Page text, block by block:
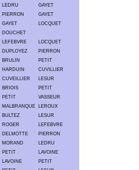
LEDRU
GAYET
PIERRON
GAYET
GAYET
LOCQUET
DOUCHET
LEFEBVRE
LOCQUET
DUPLOYEZ
PIERRON
BRULIN
PETIT
HARDUIN
CUVILLIER
CUVEILLIER
LESUR
BRIOIS
PETIT
PETIT
VASSEUR
MALBRANQUE
LEROUX
BULTEZ
LESUR
ROGER
LEFEBVRE
DELMOTTE
PIERRON
MORAND
LEDRU
PETIT
LAVOINE
LAVOINE
PETIT